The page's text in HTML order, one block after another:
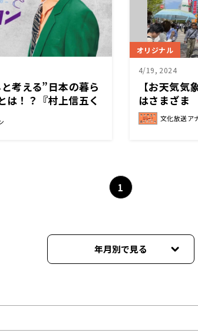
考える”日本の暮ら
は！？『村上信五く
オリジナル
4/19, 2024
【お天気
はさまざま
文化放送ア
1
年月別で見る